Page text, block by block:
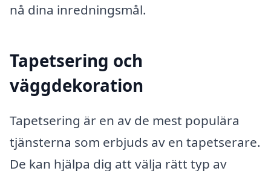
nå dina inredningsmål.
Tapetsering och
väggdekoration
Tapetsering är en av de mest populära
tjänsterna som erbjuds av en tapetserare.
De kan hjälpa dig att välja rätt typ av